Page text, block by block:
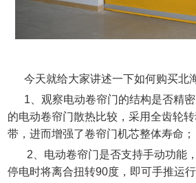
今天就给大家讲述一下如何购买北
1 、观察电动卷帘门的结构是否精
的电动卷帘门散热比较，采用全齿轮
带，进而增强了卷帘门机芯整体寿命；
2 、电动卷帘门是否支持手动功能
停电时将离合扭转90度，即可手推运行